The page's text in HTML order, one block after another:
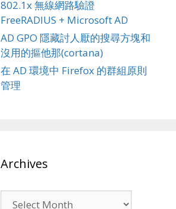
802.1x 無線網路驗證
FreeRADIUS + Microsoft AD
AD GPO 隱藏討人厭的搜尋方塊和
沒用的摳他那(cortana)
在 AD 環境中 Firefox 的群組原則
管理
Archives